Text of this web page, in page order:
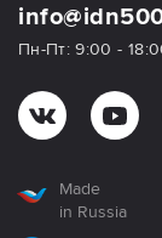
Пн-Пт: 9:00 -
Made
in Russia